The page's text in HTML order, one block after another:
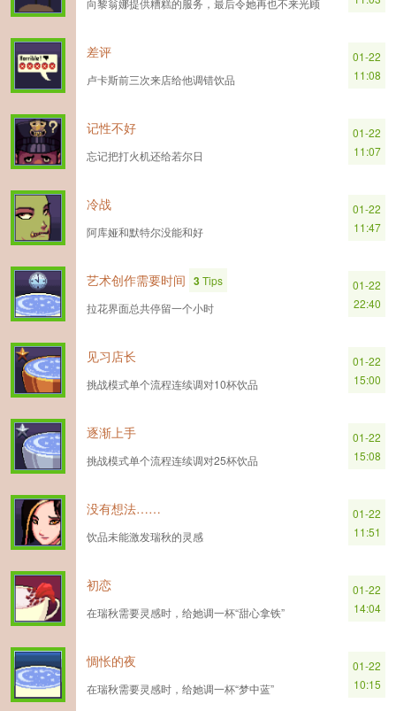
向黎翁娜提供糟糕的服务，最后令她再也不来光顾
差评
卢卡斯前三次来店给他调错饮品
01-22
11:08
记性不好
忘记把打火机还给若尔日
01-22
11:07
冷战
阿库娅和默特尔没能和好
01-22
11:47
艺术创作需要时间 3Tips
拉花界面总共停留一个小时
01-22
22:40
见习店长
挑战模式单个流程连续调对10杯饮品
01-22
15:00
逐渐上手
挑战模式单个流程连续调对25杯饮品
01-22
15:08
没有想法……
饮品未能激发瑞秋的灵感
01-22
11:51
初恋
在瑞秋需要灵感时，给她调一杯“甜心拿铁”
01-22
14:04
惆怅的夜
在瑞秋需要灵感时，给她调一杯“梦中蓝”
01-22
10:15